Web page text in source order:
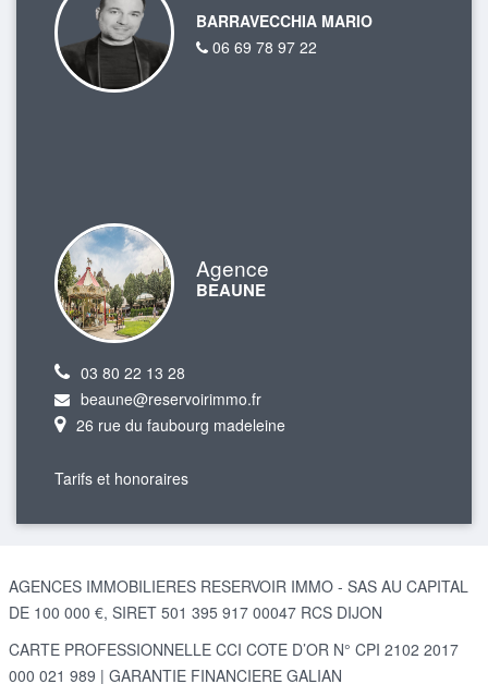
BARRAVECCHIA MARIO
06 69 78 97 22
Agence
BEAUNE
03 80 22 13 28
beaune@reservoirimmo.fr
26 rue du faubourg madeleine
Tarifs et honoraires
AGENCES IMMOBILIERES RESERVOIR IMMO - SAS AU CAPITAL
DE 100 000 €, SIRET 501 395 917 00047 RCS DIJON
CARTE PROFESSIONNELLE CCI COTE D’OR N° CPI 2102 2017
000 021 989 | GARANTIE FINANCIERE GALIAN